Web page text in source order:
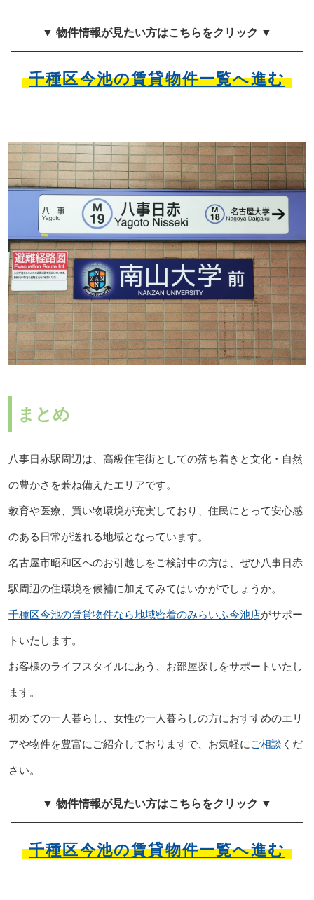
▼ 物件情報が見たい方はこちらをクリック ▼
千種区今池の賃貸物件一覧へ進む
まとめ
八事日赤駅周辺は、高級住宅街としての落ち着きと文化・自然
の豊かさを兼ね備えたエリアです。
教育や医療、買い物環境が充実しており、住民にとって安心感
のある日常が送れる地域となっています。
名古屋市昭和区へのお引越しをご検討中の方は、ぜひ八事日赤
駅周辺の住環境を候補に加えてみてはいかがでしょうか。
千種区今池の賃貸物件なら地域密着のみらいふ今池店がサポー
トいたします。
お客様のライフスタイルにあう、お部屋探しをサポートいたし
ます。
初めての一人暮らし、女性の一人暮らしの方におすすめのエリ
アや物件を豊富にご紹介しておりますで、お気軽に ご相談 くだ
さい。
▼ 物件情報が見たい方はこちらをクリック ▼
千種区今池の賃貸物件一覧へ進む